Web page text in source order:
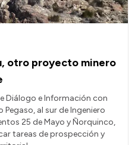
otro proyecto minero
Diálogo e Información con
al sur de Ingeniero
25 de Mayo y Ñorquinco,
tareas de prospección y